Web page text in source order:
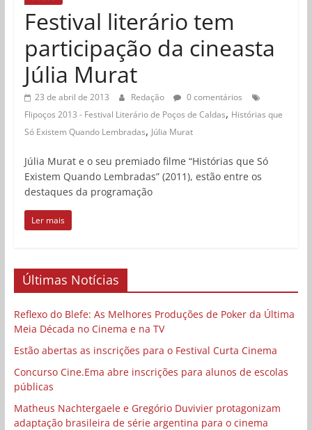
Festival literário tem
participação da cineasta
Júlia Murat
23 de abril de 2013 Redação
0 comentários
Flipoços 2013 - Festival Literário de Poços de Caldas, Histórias que
Só Existem Quando Lembradas, Júlia Murat
Júlia Murat e o seu premiado filme “Histórias que Só
Existem Quando Lembradas” (2011), estão entre os
destaques da programação
Ler mais
Últimas Notícias
Reflexo do Blefe: As Melhores Produções de Poker da Última
Meia Década no Cinema e na TV
Estão abertas as inscrições para o Festival Curta Cinema
Concurso Cine.Ema abre inscrições para alunos de escolas
públicas
Matheus Nachtergaele e Gregório Duvivier protagonizam
adaptação brasileira de série argentina para o cinema